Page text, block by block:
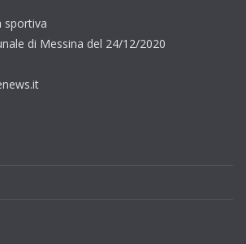
sportiva
di Messina del 24/12/2020